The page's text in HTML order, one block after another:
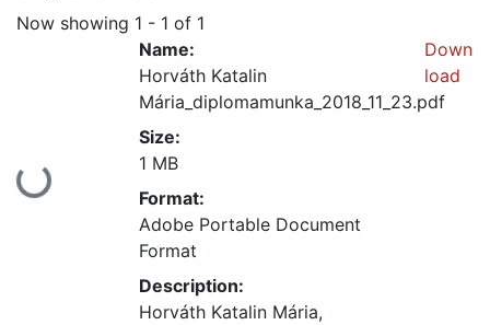
Now showing 1 - 1 of 1
Loading...
Name:
Horváth Katalin
Mária_diplomamunka_2018_11_23.pdf
Size:
1 MB
Format:
Adobe Portable Document
Format
Description:
Horváth Katalin Mária,
Down
load